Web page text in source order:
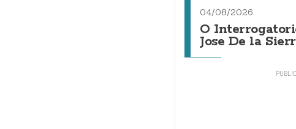
04/08/2026
O
Jose De la